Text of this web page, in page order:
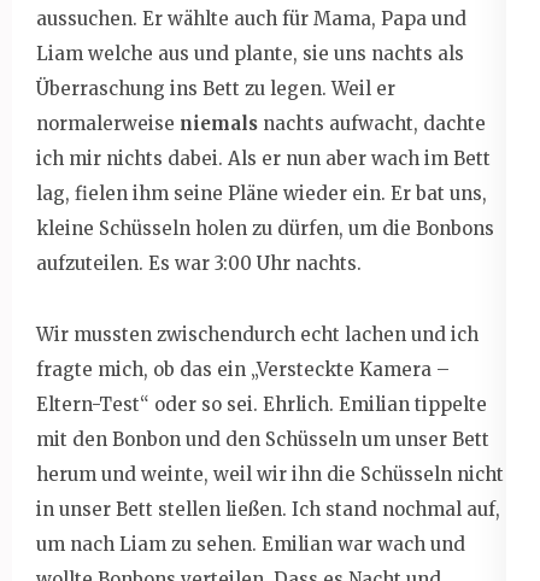
aussuchen. Er wählte auch für Mama, Papa und
Liam welche aus und plante, sie uns nachts als
Überraschung ins Bett zu legen. Weil er
normalerweise niemals nachts aufwacht, dachte
ich mir nichts dabei. Als er nun aber wach im Bett
lag, fielen ihm seine Pläne wieder ein. Er bat uns,
kleine Schüsseln holen zu dürfen, um die Bonbons
aufzuteilen. Es war 3:00 Uhr nachts.
Wir mussten zwischendurch echt lachen und ich
fragte mich, ob das ein „Versteckte Kamera –
Eltern-Test“ oder so sei. Ehrlich. Emilian tippelte
mit den Bonbon und den Schüsseln um unser Bett
herum und weinte, weil wir ihn die Schüsseln nicht
in unser Bett stellen ließen. Ich stand nochmal auf,
um nach Liam zu sehen. Emilian war wach und